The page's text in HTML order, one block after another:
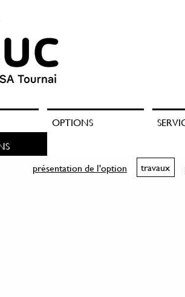
OPTIONS
présentation de l'option
travaux